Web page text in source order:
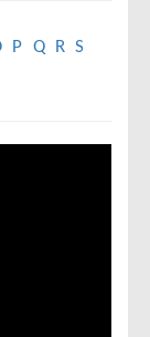
P Q R S